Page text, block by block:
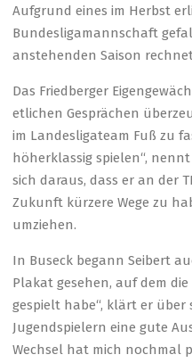
Aufgrund eines im Herbst
Bundesligamannschaft
anstehenden Saison
Das Friedberger
etlichen Gesprächen
im Landesligateam Fuß zu
höherklassig spielen“,
sich daraus, dass er an der
Zukunft kürzere Wege zu
umziehen.
In Buseck begann Seibert
Plakat gesehen, auf dem
gespielt habe“, klärt er über
Jugendspielern eine gute
Wechsel hat mich nochmal